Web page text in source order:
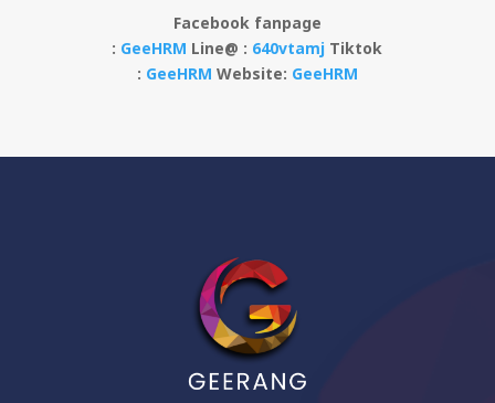
Facebook fanpage
: GeeHRM Line@ : 640vtamj Tiktok
: GeeHRM Website: GeeHRM